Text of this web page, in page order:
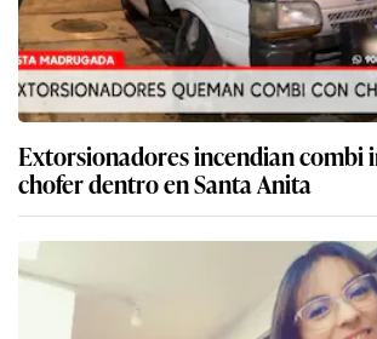
Extorsionadores incendian combi
chofer dentro en Santa Anita